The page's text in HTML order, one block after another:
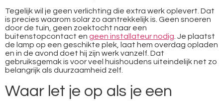
Tegelijk wil je geen verlichting die extra werk oplevert. Dat
is precies waarom solar zo aantrekkelijk is. Geen snoeren
door de tuin, geen zoektocht naar een
buitenstopcontact en geen installateur nodig. Je plaatst
de lamp op een geschikte plek, laat hem overdag opladen
en in de avond doet hij zijn werk vanzelf. Dat
gebruiksgemak is voor veel huishoudens uiteindelijk net zo
belangrijk als duurzaamheid zelf.
Waar let je op als je een